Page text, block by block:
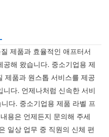
제품과 효율적인 애프터서
해 왔습니다. 중소기업용 제
제품과 원스톱 서비스를 제공
다. 언제나처럼 신속한 서비
다. 중소기업용 제품 라벨 프
용은 언제든지 문의해 주세
일상 업무 중 직원의 신체 편